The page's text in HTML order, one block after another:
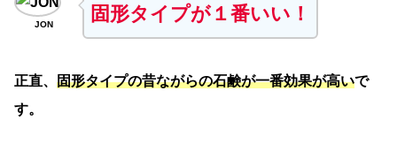
JON 固形タイプが１番いい！
正直、 固形タイプの昔ながらの石鹸が一番効果が高いで
す。